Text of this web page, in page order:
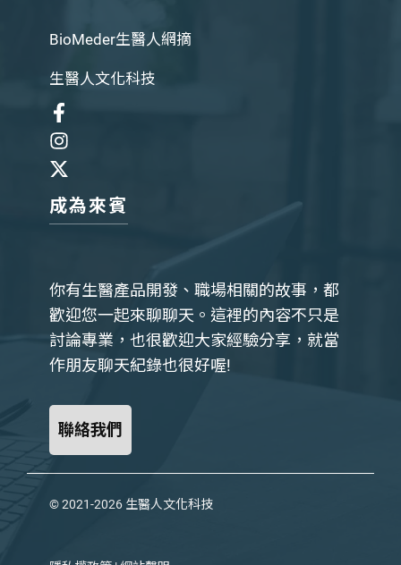
BioMeder生醫人網摘
生醫人文化科技
成為來賓
你有生醫產品開發、職場相關的故事，都
歡迎您一起來聊聊天。這裡的內容不只是
討論專業，也很歡迎大家經驗分享，就當
作朋友聊天紀錄也很好喔!
聯絡我們
© 2021-2026 生醫人文化科技